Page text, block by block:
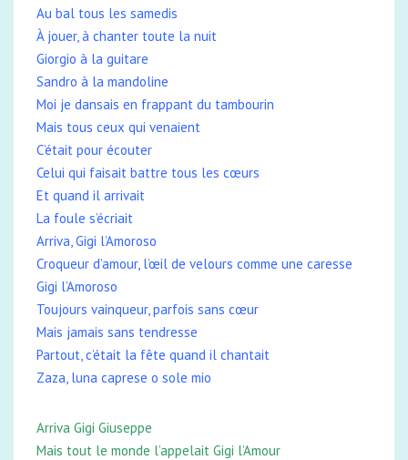
Au bal tous les samedis
À jouer, à chanter toute la nuit
Giorgio à la guitare
Sandro à la mandoline
Moi je dansais en frappant du tambourin
Mais tous ceux qui venaient
C’était pour écouter
Celui qui faisait battre tous les cœurs
Et quand il arrivait
La foule s’écriait
Arriva, Gigi l’Amoroso
Croqueur d’amour, l’œil de velours comme une caresse
Gigi l’Amoroso
Toujours vainqueur, parfois sans cœur
Mais jamais sans tendresse
Partout, c’était la fête quand il chantait
Zaza, luna caprese o sole mio
Arriva Gigi Giuseppe
Mais tout le monde l’appelait Gigi l’Amour